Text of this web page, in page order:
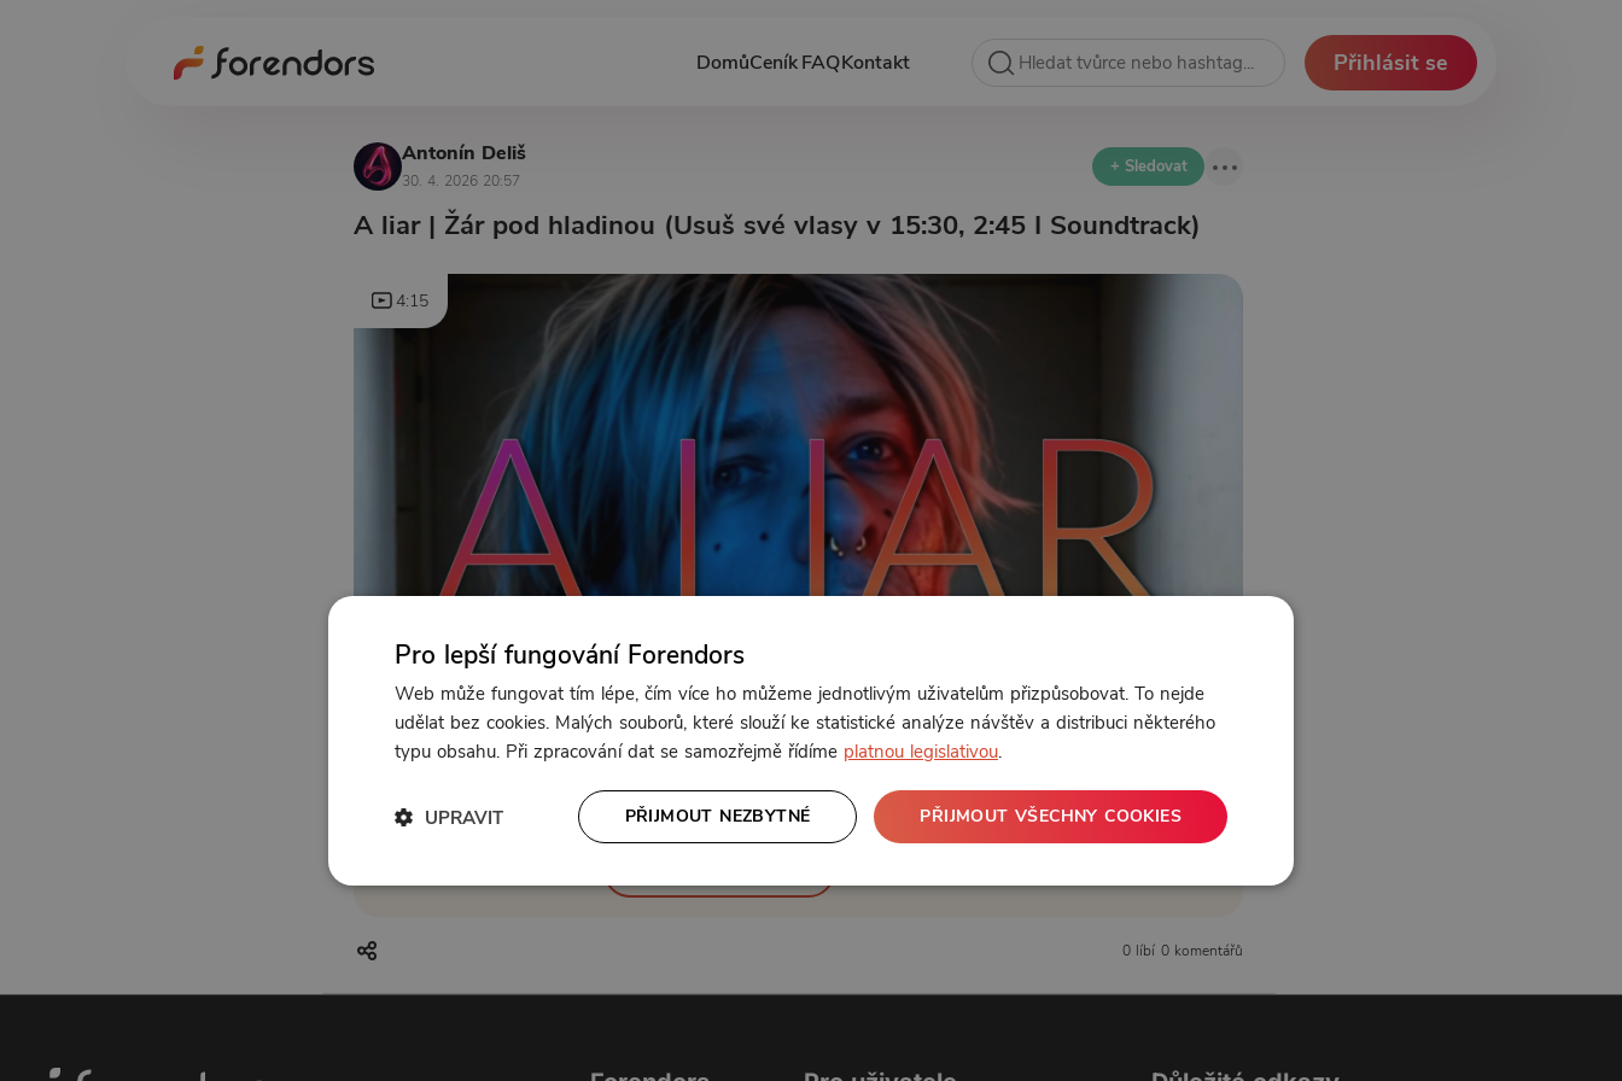
DomůCeníkFAQKontakt Přihlásit se
Antonín Deliš
30. 4. 2026 20:57
+ Sledovat
A liar | Žár pod hladinou (Usuš své vlasy v 15:30, 2:45 I Soundtrack)
4:15
0 líbí 0 komentářů
Pro lepší fungování Forendors
Web může fungovat tím lépe, čím více ho můžeme jednotlivým uživatelům přizpůsobovat. To nejde
udělat bez cookies. Malých souborů, které slouží ke statistické analýze návštěv a distribuci některého
typu obsahu. Při zpracování dat se samozřejmě řídíme platnou legislativou.
PŘIJMOUT VŠECHNY COOKIES
PŘIJMOUT NEZBYTNÉ
UPRAVIT